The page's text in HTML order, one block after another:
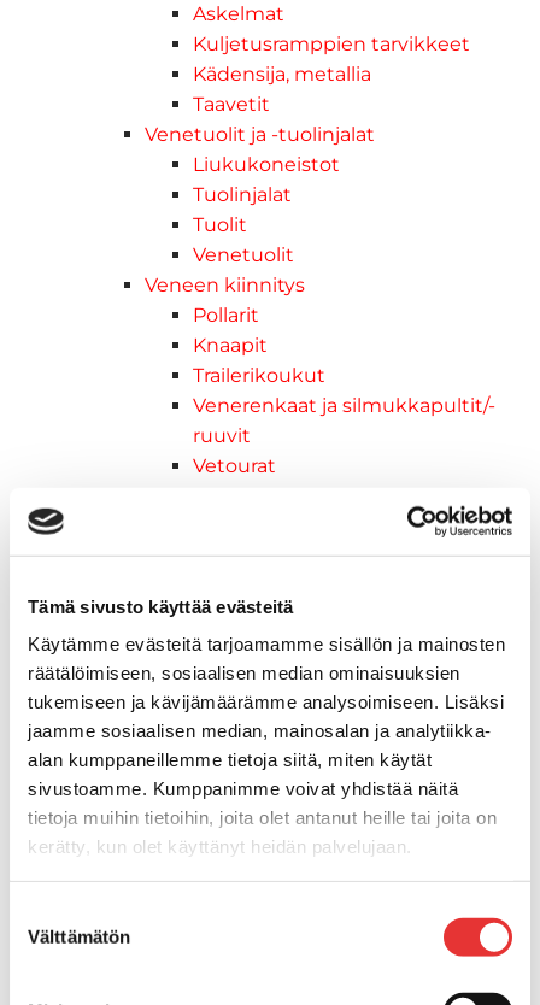
Tämä sivusto käyttää evästeitä
Käytämme evästeitä tarjoamamme sisällön ja mainosten
räätälöimiseen, sosiaalisen median ominaisuuksien
tukemiseen ja kävijämäärämme analysoimiseen. Lisäksi
jaamme sosiaalisen median, mainosalan ja analytiikka-
alan kumppaneillemme tietoja siitä, miten käytät
sivustoamme. Kumppanimme voivat yhdistää näitä
tietoja muihin tietoihin, joita olet antanut heille tai joita on
kerätty, kun olet käyttänyt heidän palvelujaan.
valinta
Välttämätön
Askelmat
Kuljetusramppien tarvikkeet
Kädensija, metallia
Taavetit
Venetuolit ja -tuolinjalat
Liukukoneistot
Tuolinjalat
Tuolit
Venetuolit
Veneen kiinnitys
Pollarit
Knaapit
Trailerikoukut
Venerenkaat ja silmukkapultit/-
ruuvit
Vetourat
Kansiruuvikkeiden varaosat
Polttoaine
Kansiruuvikkeitten varaosat
Makea vesi
Keula- ja uimatasot
Uimatasot
Keulatasot
Hankaimet
Galvanoitu
Messinki/kromattu
Kevytmetalli